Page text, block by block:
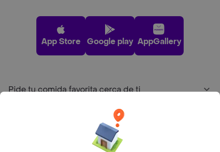
App Store Google play AppGallery
Pide tu comida favorita cerca de ti